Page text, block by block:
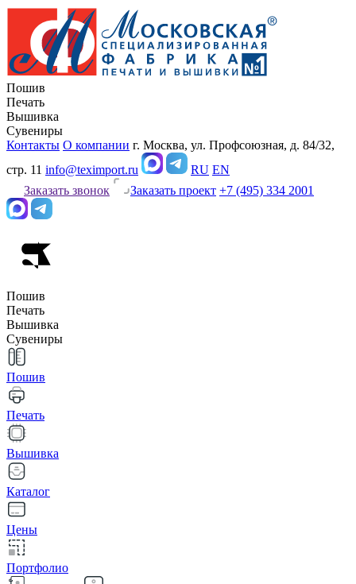
Пошив
Печать
Вышивка
Сувениры
Контакты О компании г. Москва, ул. Профсоюзная, д. 84/32,
стр. 11 info@teximport.ru RU EN
Заказать звонок
Заказать проект +7 (495) 334 2001
Пошив
Печать
Вышивка
Сувениры
Пошив
Печать
Вышивка
Каталог
Цены
Портфолио